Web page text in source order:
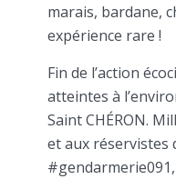
marais, bardane,
expérience rare !
Fin de l’action
atteintes à
Saint CHÉRON.
et aux réservistes